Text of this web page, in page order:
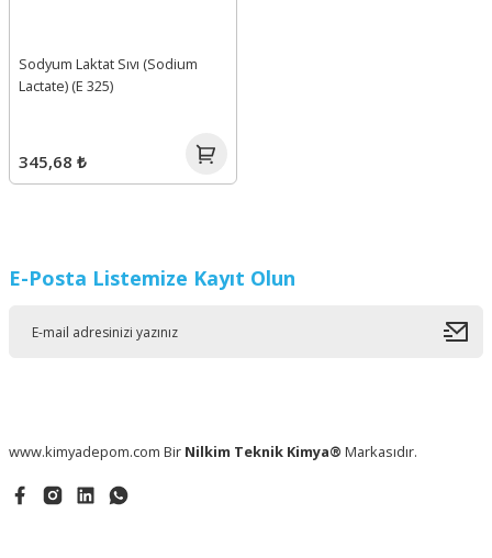
Sodyum Laktat Sıvı (Sodium
Lactate) (E 325)
345,68 ₺
E-Posta Listemize Kayıt Olun
www.kimyadepom.com Bir Nilkim Teknik Kimya® Markasıdır.